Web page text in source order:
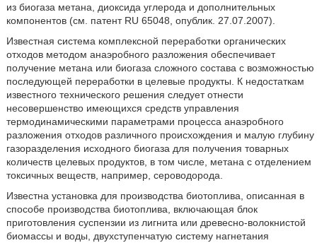
из биогаза метана, диоксида углерода и дополнительных
компонентов (см. патент RU 65048, опублик. 27.07.2007).
Известная система комплексной переработки органических
отходов методом анаэробного разложения обеспечивает
получение метана или биогаза сложного состава с возможностью
последующей переработки в целевые продукты. К недостаткам
известного технического решения следует отнести
несовершенство имеющихся средств управления
термодинамическими параметрами процесса анаэробного
разложения отходов различного происхождения и малую глубину
газоразделения исходного биогаза для получения товарных
количеств целевых продуктов, в том числе, метана с отделением
токсичных веществ, например, сероводорода.
Известна установка для производства биотоплива, описанная в
способе производства биотоплива, включающая блок
приготовления суспензии из лигнита или древесно-волокнистой
биомассы и воды, двухступенчатую систему нагнетания